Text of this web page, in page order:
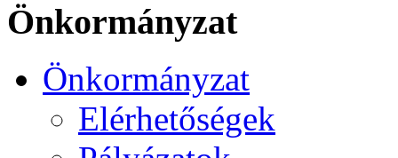
Önkormányzat
Önkormányzat
Elérhetőségek